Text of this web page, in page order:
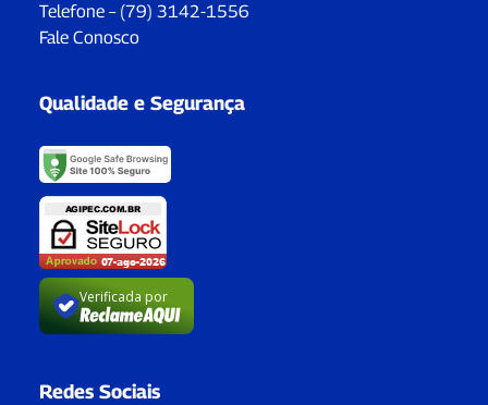
Telefone – (79) 3142-1556
Fale Conosco
Qualidade e Segurança
Verificada por
Redes Sociais